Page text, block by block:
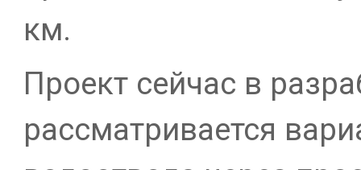
км.
Проект сейчас в
рассматривается